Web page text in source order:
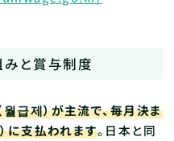
と賞与制度
급제）が主流で、毎月決ま
に支払われます。日本と同